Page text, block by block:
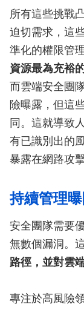
所有這些挑戰
迫切需求，這
準化的權限管
資源最為充裕
而雲端安全團
險曝露，但這
同。這就導致
有已識別出的
暴露在網路攻
持續管理
安全團隊需要
無數個漏洞。
路徑，並對雲
專注於高風險